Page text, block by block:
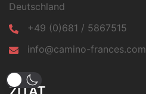
Deutschland
+49 (0)681 / 5867515
info@camino-frances.com